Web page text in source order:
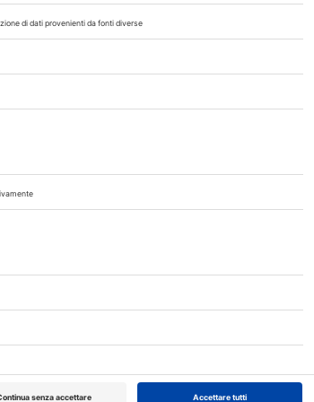
nostra newsletter!
nuovo Consiglio:
eletto Presidente
il Consiglio di Presidenza fino